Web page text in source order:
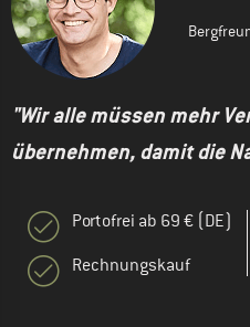
"Wir alle müssen mehr
übernehmen, damit die
Portofrei ab 69 € (DE)
Rechnungskauf